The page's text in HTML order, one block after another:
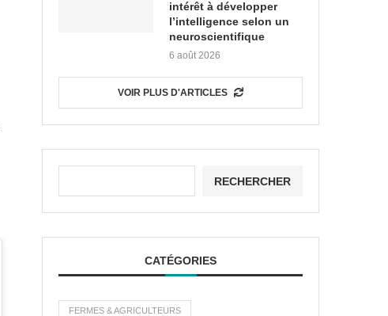
intérêt à développer
l’intelligence selon un
neuroscientifique
6 août 2026
VOIR PLUS D'ARTICLES
RECHERCHER
CATÉGORIES
FERMES & AGRICULTEURS